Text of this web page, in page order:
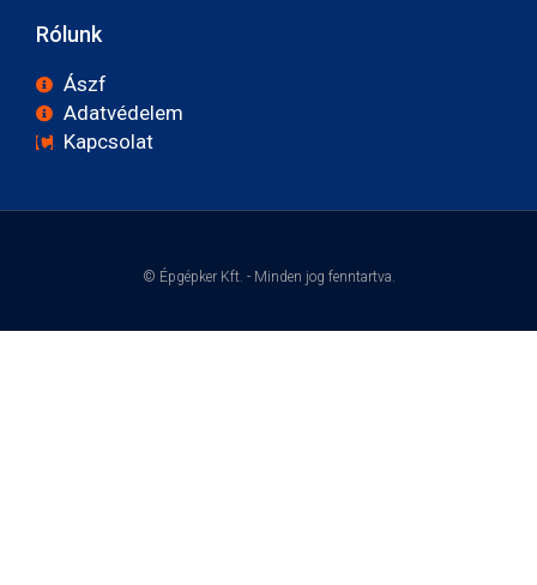
Rólunk
Ászf
Adatvédelem
Kapcsolat
© Épgépker Kft. - Minden jog fenntartva.